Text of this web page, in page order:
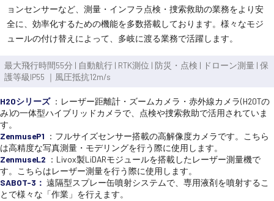
業務用ドローン・業務関連製品
RC・ロボット部品
定期配信!
サポート・Q&A / 法人・学生のお客様
ョンセンサーなど、測量・インフラ点検・捜索救助の業務をより安
全に、効率化するための機能を多数搭載しております。様々なモジ
ュールの付け替えによって、多岐に渡る業務で活躍します。
最大飛行時間55分 | 自動航行 | RTK測位 | 防災・点検 | ドローン測量 | 保
護等級IP55 ｜風圧抵抗12m/s
H20シリーズ：レーザー距離計・ズームカメラ・赤外線カメラ(H20Tの
み)の一体型ハイブリッドカメラで、点検や捜索救助で活用されていま
す。
ZenmuseP1 ：フルサイズセンサー搭載の高解像度カメラです。こちら
は高精度な写真測量・モデリングを行う際に使用します。
ZenmuseL2 ：Livox製LiDARモジュールを搭載したレーザー測量機で
す。こちらはレーザー測量を行う際に使用します。
SABOT-3： 遠隔型スプレー缶噴射システムで、専用液剤を噴射するこ
とで様々な「作業」を行えます。